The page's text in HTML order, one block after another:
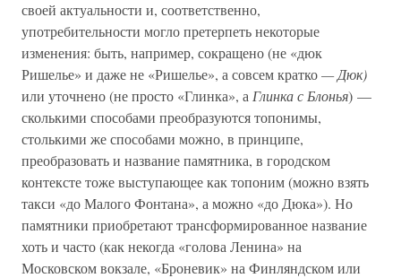
своей актуальности и, соответственно,
употребительности могло претерпеть некоторые
изменения: быть, например, сокращено (не «дюк
Ришелье» и даже не «Ришелье», а совсем кратко— Дюк)
или уточнено (не просто «Глинка», а Глинка с Блонья) —
сколькими способами преобразуются топонимы,
столькими же способами можно, в принципе,
преобразовать и название памятника, в городском
контексте тоже выступающее как топоним (можно взять
такси «до Малого Фонтана», а можно «до Дюка»). Но
памятники приобретают трансформированное название
хоть и часто (как некогда «голова Ленина» на
Московском вокзале, «Броневик» на Финляндском или